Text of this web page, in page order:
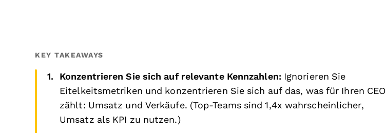
KEY TAKEAWAYS
Konzentrieren Sie sich auf relevante Kennzahlen: Ignorieren Sie
Eitelkeitsmetriken und konzentrieren Sie sich auf das, was für Ihren CEO
zählt: Umsatz und Verkäufe. (Top-Teams sind 1,4x wahrscheinlicher,
Umsatz als KPI zu nutzen.)